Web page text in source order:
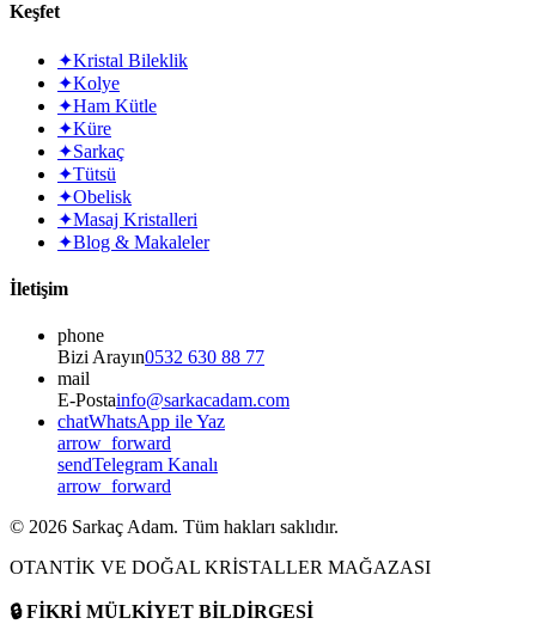
Keşfet
✦Kristal Bileklik
✦Kolye
✦Ham Kütle
✦Küre
✦Sarkaç
✦Tütsü
✦Obelisk
✦Masaj Kristalleri
✦Blog & Makaleler
İletişim
phone
Bizi Arayın0532 630 88 77
mail
E-Postainfo@sarkacadam.com
chatWhatsApp ile Yaz
arrow_forward
sendTelegram Kanalı
arrow_forward
© 2026 Sarkaç Adam. Tüm hakları saklıdır.
OTANTİK VE DOĞAL KRİSTALLER MAĞAZASI
🔒FİKRİ MÜLKİYET BİLDİRGESİ